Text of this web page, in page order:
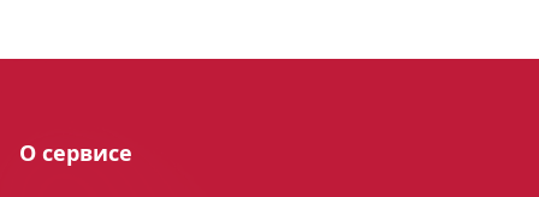
О сервисе